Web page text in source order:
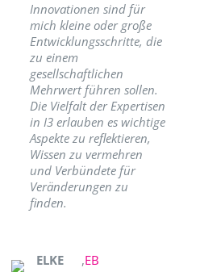
Innovationen sind für
mich kleine oder große
Entwicklungsschritte, die
zu einem
gesellschaftlichen
Mehrwert führen sollen.
Die Vielfalt der Expertisen
in I3 erlauben es wichtige
Aspekte zu reflektieren,
Wissen zu vermehren
und Verbündete für
Veränderungen zu
finden.
ELKE
,EB